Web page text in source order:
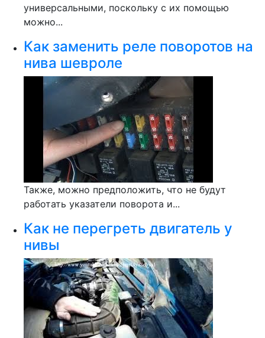
универсальными, поскольку с их помощью
можно...
Как заменить реле поворотов на
нива шевроле
Также, можно предположить, что не будут
работать указатели поворота и...
Как не перегреть двигатель у
нивы